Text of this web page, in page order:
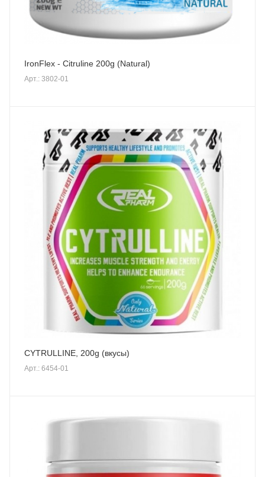
IronFlex - Citruline 200g (Natural)
Арт.: 3802-01
CYTRULLINE, 200g (вкусы)
Арт.: 6454-01